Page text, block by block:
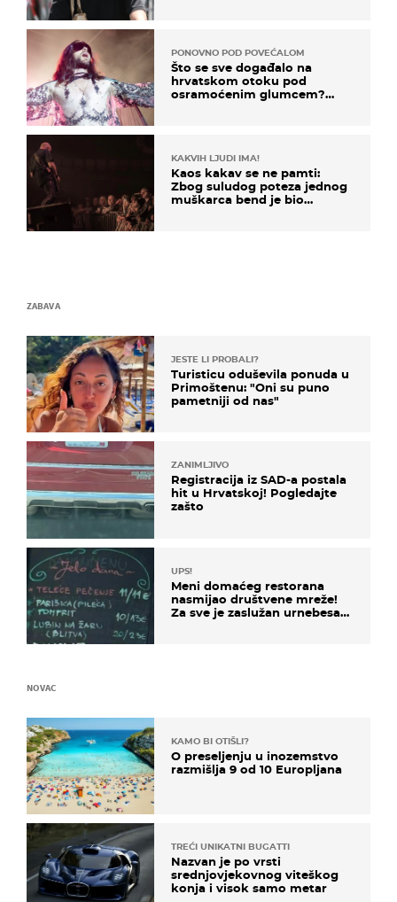
PONOVNO POD POVEĆALOM
Što se sve događalo na
hrvatskom otoku pod
osramoćenim glumcem?
KAKVIH LJUDI IMA!
Kaos kakav se ne pamti:
Zbog suludog poteza jednog
muškarca bend je bio
ZABAVA
JESTE LI PROBALI?
Turisticu oduševila ponuda u
Primoštenu: "Oni su puno
pametniji od nas"
ZANIMLJIVO
Registracija iz SAD-a postala
hit u Hrvatskoj! Pogledajte
zašto
UPS!
Meni domaćeg restorana
nasmijao društvene mreže!
Za sve je zaslužan urnebesan
NOVAC
KAMO BI OTIŠLI?
O preseljenju u inozemstvo
razmišlja 9 od 10 Europljana
TREĆI UNIKATNI BUGATTI
Nazvan je po vrsti
srednjovjekovnog viteškog
konja i visok samo metar